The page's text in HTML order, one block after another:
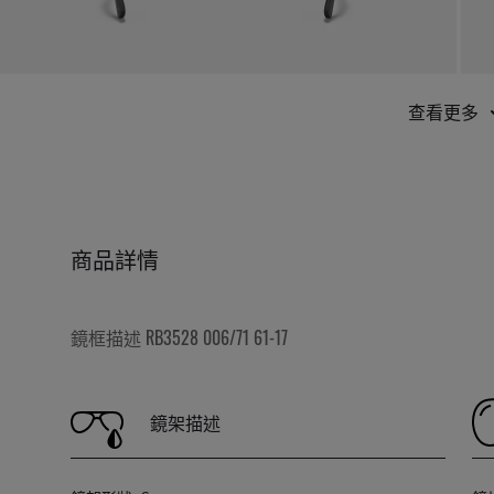
查看更多
商品詳情
鏡框描述 RB3528 006/71 61-17
鏡架描述